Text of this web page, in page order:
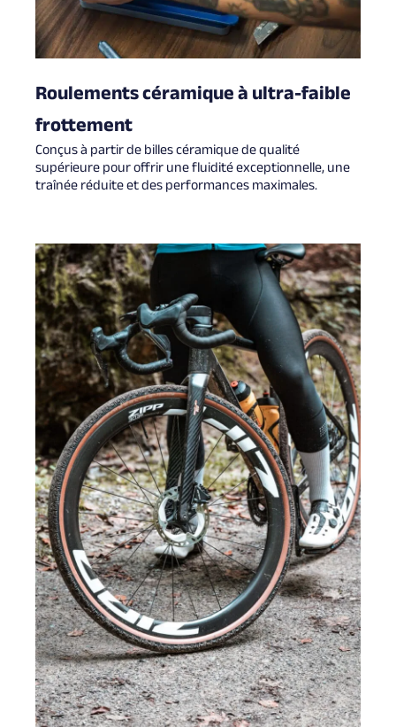
Roulements céramique à ultra-faible
frottement
Conçus à partir de billes céramique de qualité
supérieure pour offrir une fluidité exceptionnelle, une
traînée réduite et des performances maximales.